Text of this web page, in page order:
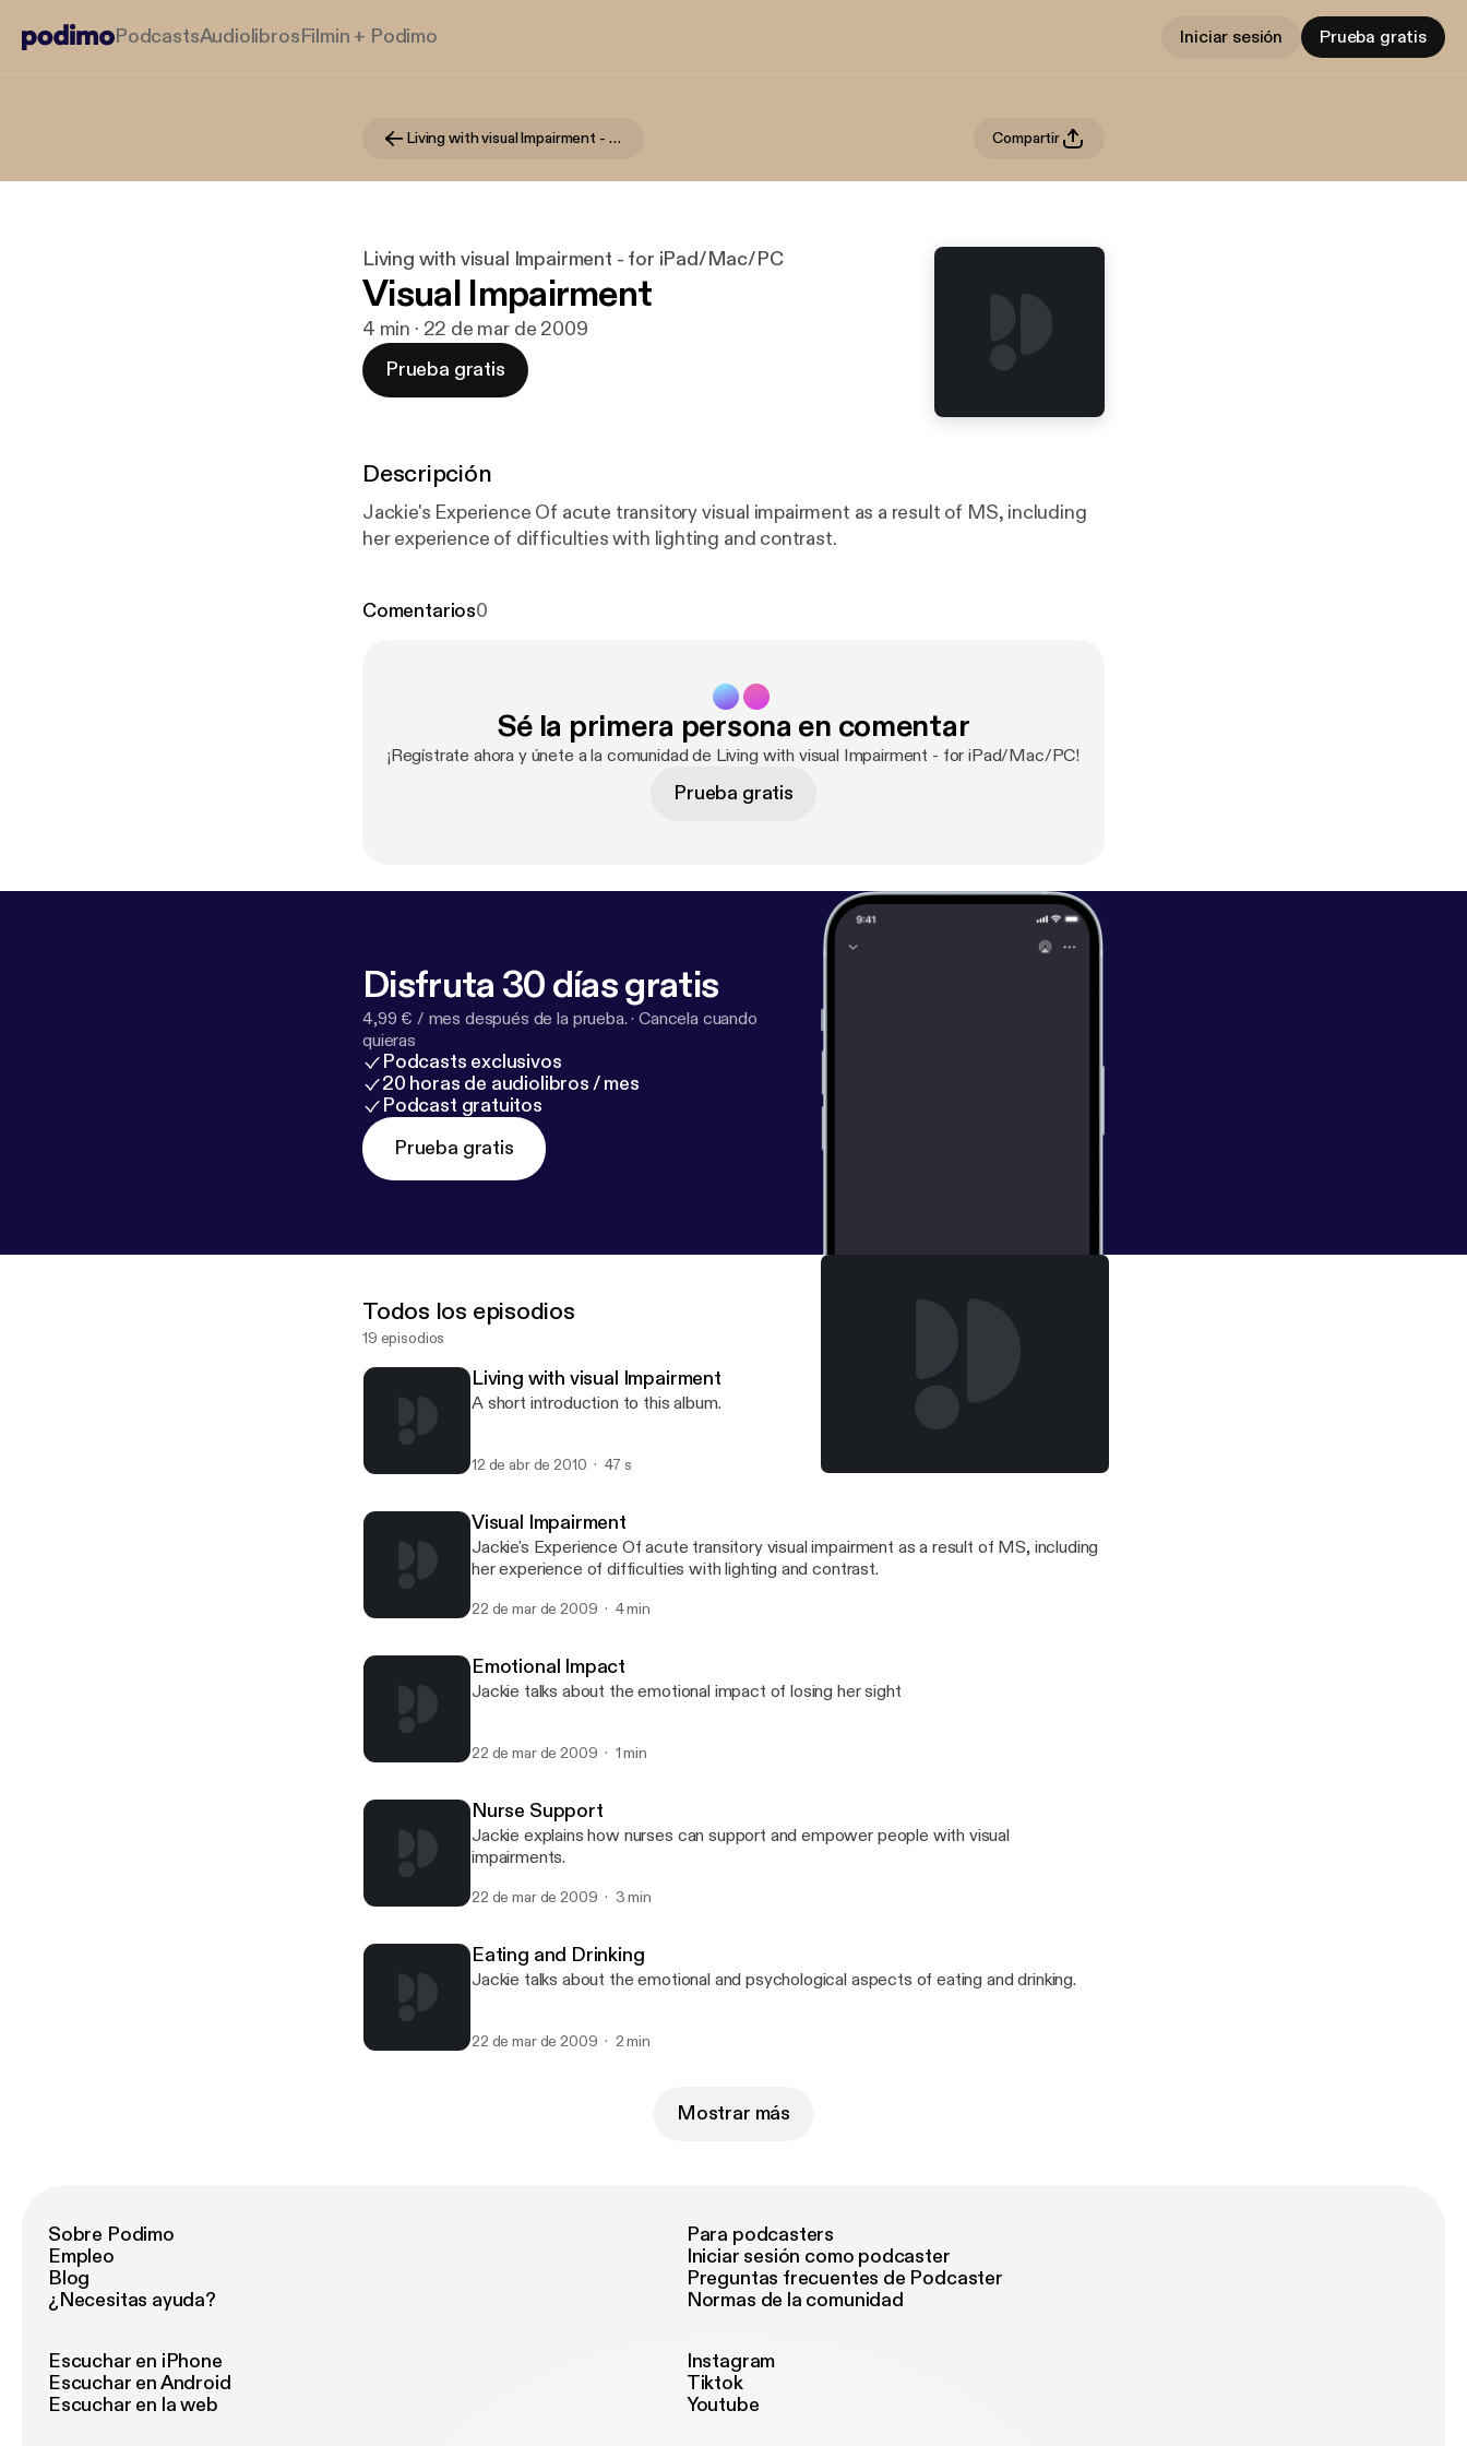
PodcastsAudiolibrosFilmin + Podimo Iniciar sesión Prueba gratis
Living with visual Impairment - for iPad/Mac/PC Compartir
Living with visual Impairment - for iPad/Mac/PC
Visual Impairment
4 min · 22 de mar de 2009
Prueba gratis
Descripción
Jackie's Experience Of acute transitory visual impairment as a result of MS, including
her experience of difficulties with lighting and contrast.
Comentarios0
Sé la primera persona en comentar
¡Regístrate ahora y únete a la comunidad de Living with visual Impairment - for iPad/Mac/PC!
Prueba gratis
Disfruta 30 días gratis
4,99 € / mes después de la prueba. ·Cancela cuando
quieras
Podcasts exclusivos
20 horas de audiolibros / mes
Podcast gratuitos
Prueba gratis
Todos los episodios
19 episodios
Living with visual Impairment
A short introduction to this album.
12 de abr de 2010 47 s
Visual Impairment
Jackie's Experience Of acute transitory visual impairment as a result of MS, including
her experience of difficulties with lighting and contrast.
22 de mar de 2009 4 min
Emotional Impact
Jackie talks about the emotional impact of losing her sight
22 de mar de 2009 1 min
Nurse Support
Jackie explains how nurses can support and empower people with visual
impairments.
22 de mar de 2009 3 min
Eating and Drinking
Jackie talks about the emotional and psychological aspects of eating and drinking.
22 de mar de 2009 2 min
Mostrar más
Sobre Podimo
Empleo
Blog
¿Necesitas ayuda?
Para podcasters
Iniciar sesión como podcaster
Preguntas frecuentes de Podcaster
Normas de la comunidad
Escuchar en iPhone
Escuchar en Android
Escuchar en la web
Instagram
Tiktok
Youtube